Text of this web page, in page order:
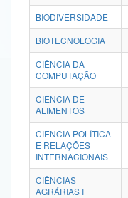
Advocacia-Geral da União
Banco Central do Brasil
BIODIVERSIDADE
BIOTECNOLOGIA
CIÊNCIA DA
COMPUTAÇÃO
CIÊNCIA DE
ALIMENTOS
CIÊNCIA POLÍTICA
E RELAÇÕES
INTERNACIONAIS
CIÊNCIAS
AGRÁRIAS I